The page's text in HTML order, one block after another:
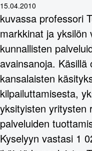
15.04.2010
kuvassa professori
markkinat ja yksilön
kunnallisten
avainsanoja.
kansalaisten
kilpailuttamisesta,
yksityisten yritysten
palveluiden
Kyselyyn vastasi 1